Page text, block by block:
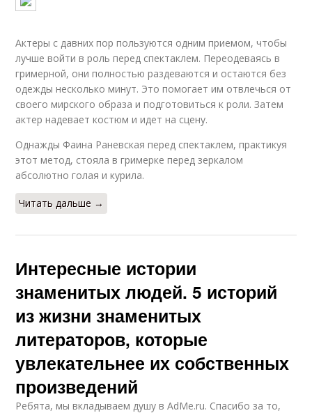
Актеры с давних пор пользуются одним приемом, чтобы
лучше войти в роль перед спектаклем. Переодеваясь в
гримерной, они полностью раздеваются и остаются без
одежды несколько минут. Это помогает им отвлечься от
своего мирского образа и подготовиться к роли. Затем
актер надевает костюм и идет на сцену.
Однажды Фаина Раневская перед спектаклем, практикуя
этот метод, стояла в гримерке перед зеркалом
абсолютно голая и курила.
Читать дальше →
Интересные истории
знаменитых людей. 5 историй
из жизни знаменитых
литераторов, которые
увлекательнее их собственных
произведений
Ребята, мы вкладываем душу в AdMe.ru. Cпасибо за то,